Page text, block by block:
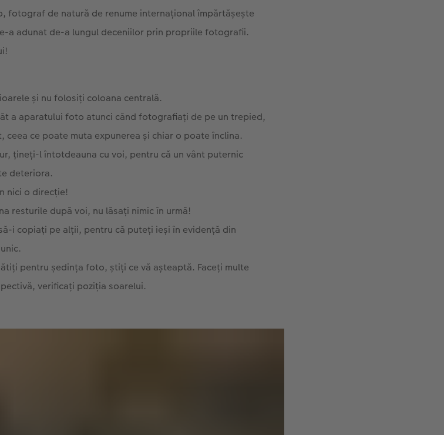
fotograf de natură de renume internațional împărtășește
a adunat de-a lungul deceniilor prin propriile fotografii.
și nu folosiți coloana centrală.
a aparatului foto atunci când fotografiați de pe un trepied,
ceea ce poate muta expunerea și chiar o poate înclina.
țineți-l întotdeauna cu voi, pentru că un vânt puternic
deteriora.
nici o direcție!
resturile după voi, nu lăsați nimic în urmă!
i copiați pe alții, pentru că puteți ieși în evidență din
pentru ședința foto, știți ce vă așteaptă. Faceți multe
verificați poziția soarelui.